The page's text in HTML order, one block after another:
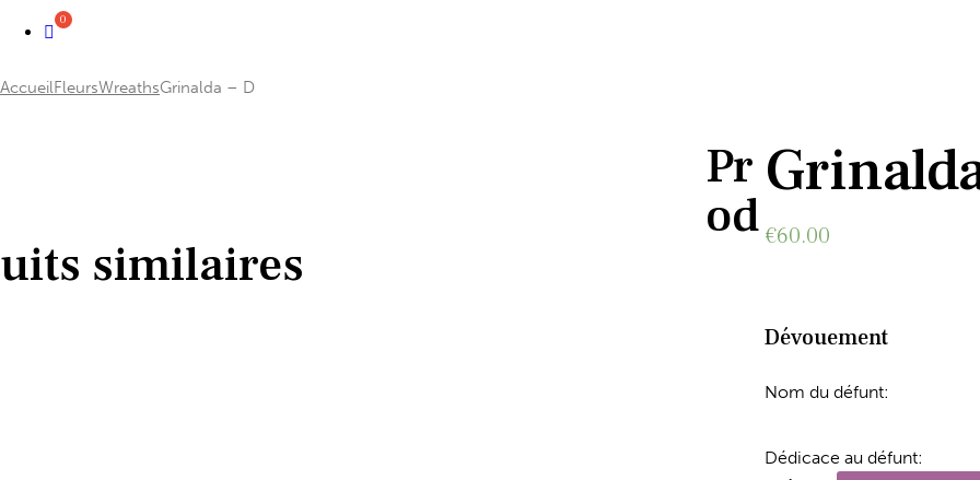
AccueilFleursWreathsGrinalda – D
€60.00
Dévouement
Nom du défunt:
Dédicace au défunt:
Pr
od
uits similaires